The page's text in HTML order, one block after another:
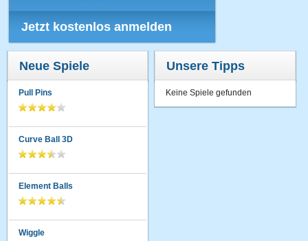
Jetzt kostenlos anmelden
Neue Spiele
Pull Pins
Curve Ball 3D
Element Balls
Wiggle
Unsere Tipps
Keine Spiele gefunden